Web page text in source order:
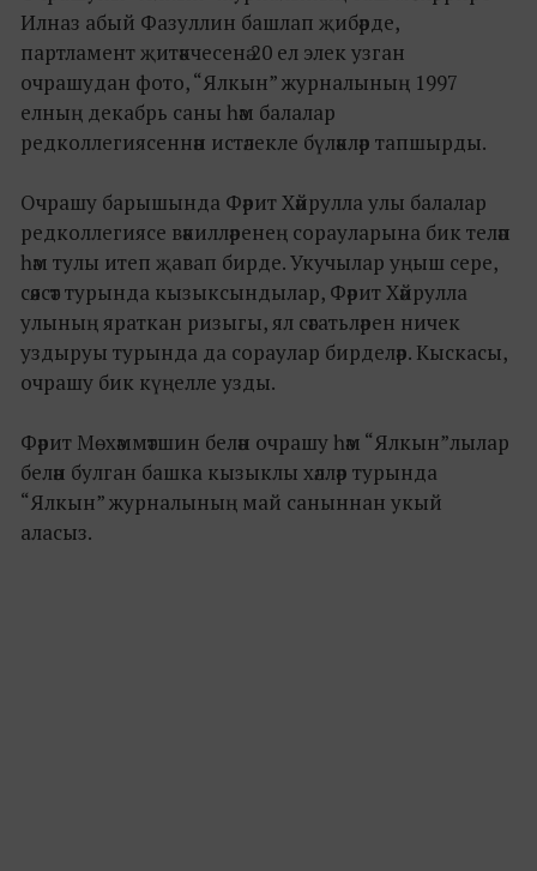
Илназ абый Фазуллин башлап җибәрде,
партламент җитәкчесенә 20 ел элек узган
очрашудан фото, “Ялкын” журналының 1997
елның декабрь саны һәм балалар
редколлегиясеннән истәлекле бүләкләр тапшырды.
Очрашу барышында Фәрит Хәйрулла улы балалар
редколлегиясе вәкилләренең сорауларына бик теләп
һәм тулы итеп җавап бирде. Укучылар уңыш сере,
сәясәт турында кызыксындылар, Фәрит Хәйрулла
улының яраткан ризыгы, ял сәгатьләрен ничек
уздыруы турында да сораулар бирделәр. Кыскасы,
очрашу бик күңелле узды.
Фәрит Мөхәммәтшин белән очрашу һәм “Ялкын”лылар
белән булган башка кызыклы хәлләр турында
“Ялкын” журналының май саныннан укый
аласыз.